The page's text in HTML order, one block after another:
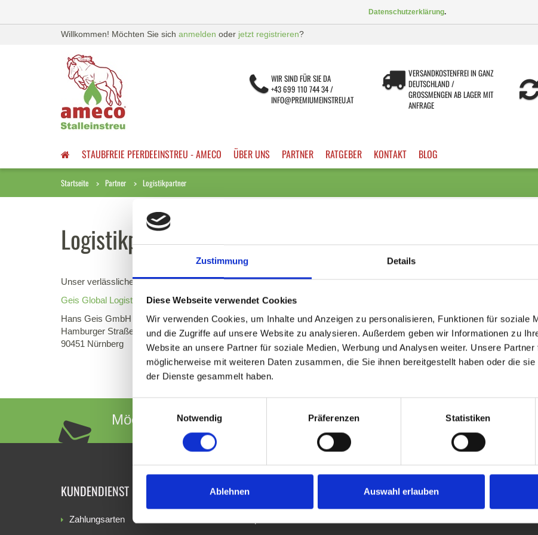
Zustimmung Details
Diese Webseite verwendet Cookies
Wir verwenden Cookies, um Inhalte und Anzeigen zu personalisieren, Funktionen für soziale
und die Zugriffe auf unsere Website zu analysieren. Außerdem geben wir Informationen zu
Website an unsere Partner für soziale Medien, Werbung und Analysen weiter. Unsere
möglicherweise mit weiteren Daten zusammen, die Sie ihnen bereitgestellt haben oder die
der Dienste gesammelt haben.
Notwendig
Präferenzen Statistiken
Ablehnen Auswahl erlauben
Willkommen! Möchten Sie sich anmelden oder jetzt registrieren?
WIR SIND FÜR SIE DA
+43 699 110 744 34 /
INFO@PREMIUMEINSTREU.AT
VERSANDKOSTENFREI IN GANZ
DEUTSCHLAND /
GROSSMENGEN AB LAGER MIT A
NFRAGE
STAUBFREIE PFERDEEINSTREU - AMECO ÜBER UNS PARTNER RATGEBER KONTAKT BLOG
Startseite Partner Logistikpartner
Logistikpartner
Unser verlässlicher Partner im Logistikbereich:
Geis Global Logistics
Hans Geis GmbH + Co KG
Hamburger Straße 24
90451 Nürnberg
Möchten Sie auf dem Laufenden bleiben? Newsletter:
KUNDENDIENST
Zahlungsarten
ANBIETERKENNZEICHNUNG MEIN KONTO
Datenschutzerklärung.